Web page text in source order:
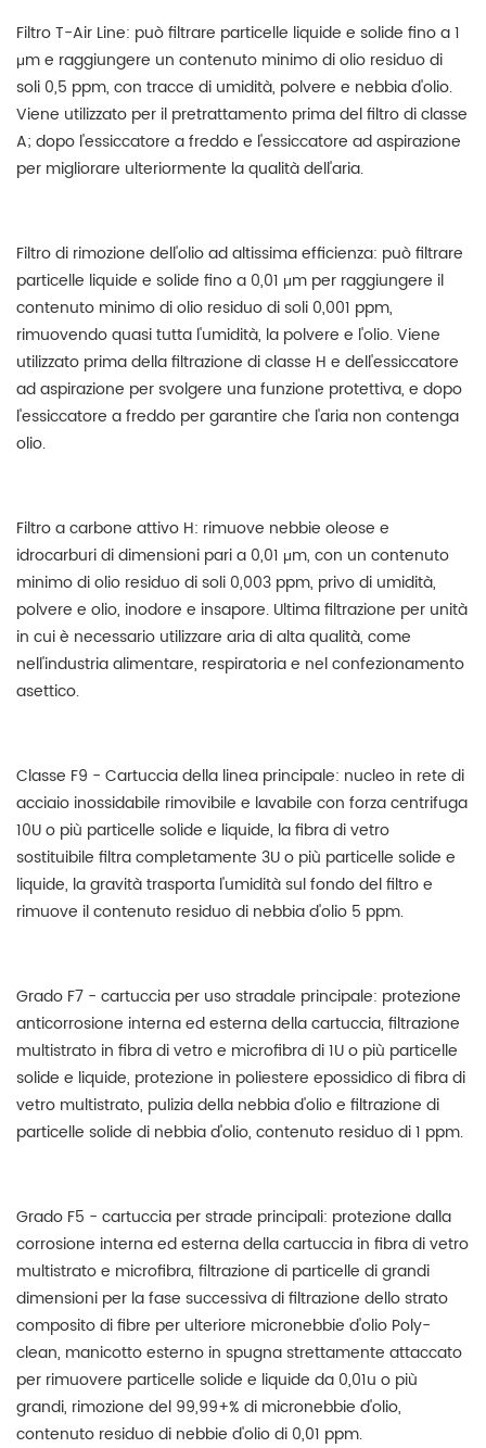
Filtro T-Air Line: può filtrare particelle liquide e solide fino a 1
μm e raggiungere un contenuto minimo di olio residuo di
soli 0,5 ppm, con tracce di umidità, polvere e nebbia d'olio.
Viene utilizzato per il pretrattamento prima del filtro di classe
A; dopo l'essiccatore a freddo e l'essiccatore ad aspirazione
per migliorare ulteriormente la qualità dell'aria.
Filtro di rimozione dell'olio ad altissima efficienza: può filtrare
particelle liquide e solide fino a 0,01 μm per raggiungere il
contenuto minimo di olio residuo di soli 0,001 ppm,
rimuovendo quasi tutta l'umidità, la polvere e l'olio. Viene
utilizzato prima della filtrazione di classe H e dell'essiccatore
ad aspirazione per svolgere una funzione protettiva, e dopo
l'essiccatore a freddo per garantire che l'aria non contenga
olio.
Filtro a carbone attivo H: rimuove nebbie oleose e
idrocarburi di dimensioni pari a 0,01 μm, con un contenuto
minimo di olio residuo di soli 0,003 ppm, privo di umidità,
polvere e olio, inodore e insapore. Ultima filtrazione per unità
in cui è necessario utilizzare aria di alta qualità, come
nell'industria alimentare, respiratoria e nel confezionamento
asettico.
Classe F9 - Cartuccia della linea principale: nucleo in rete di
acciaio inossidabile rimovibile e lavabile con forza centrifuga
10U o più particelle solide e liquide, la fibra di vetro
sostituibile filtra completamente 3U o più particelle solide e
liquide, la gravità trasporta l'umidità sul fondo del filtro e
rimuove il contenuto residuo di nebbia d'olio 5 ppm.
Grado F7 - cartuccia per uso stradale principale: protezione
anticorrosione interna ed esterna della cartuccia, filtrazione
multistrato in fibra di vetro e microfibra di 1U o più particelle
solide e liquide, protezione in poliestere epossidico di fibra di
vetro multistrato, pulizia della nebbia d'olio e filtrazione di
particelle solide di nebbia d'olio, contenuto residuo di 1 ppm.
Grado F5 - cartuccia per strade principali: protezione dalla
corrosione interna ed esterna della cartuccia in fibra di vetro
multistrato e microfibra, filtrazione di particelle di grandi
dimensioni per la fase successiva di filtrazione dello strato
composito di fibre per ulteriore micronebbie d'olio Poly-
clean, manicotto esterno in spugna strettamente attaccato
per rimuovere particelle solide e liquide da 0,01u o più
grandi, rimozione del 99,99+% di micronebbie d'olio,
contenuto residuo di nebbie d'olio di 0,01 ppm.